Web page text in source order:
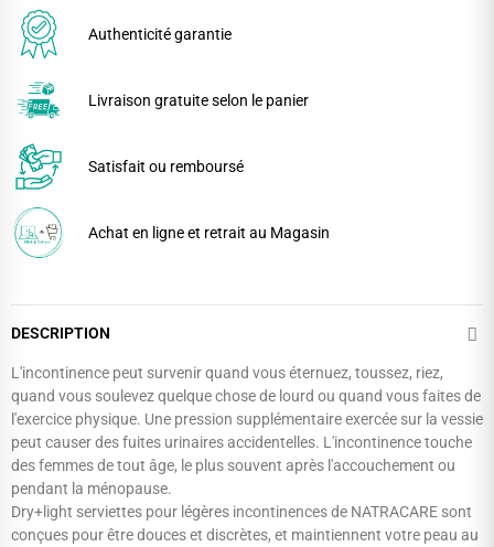
Authenticité garantie
Livraison gratuite selon le panier
Satisfait ou remboursé
Achat en ligne et retrait au Magasin
DESCRIPTION
L'incontinence peut survenir quand vous éternuez, toussez, riez,
quand vous soulevez quelque chose de lourd ou quand vous faites de
l'exercice physique. Une pression supplémentaire exercée sur la vessie
peut causer des fuites urinaires accidentelles. L'incontinence touche
des femmes de tout âge, le plus souvent après l'accouchement ou
pendant la ménopause.
Dry+light serviettes pour légères incontinences de NATRACARE sont
conçues pour être douces et discrètes, et maintiennent votre peau au